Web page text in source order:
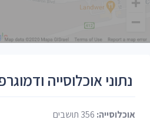
נתוני אוכלוסייה
אוכלוסייה: